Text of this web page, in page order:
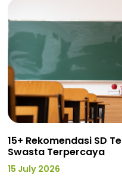
15+ Rekomendasi SD
Swasta Terpercaya
15 July 2026